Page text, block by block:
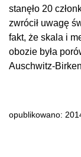
stanęło 20
zwrócił uwagę
fakt, że skala i
obozie była
Auschwitz-
opublikowano: